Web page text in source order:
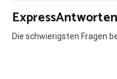
Zum
Inhalt
springen
Die schwierigsten Fragen